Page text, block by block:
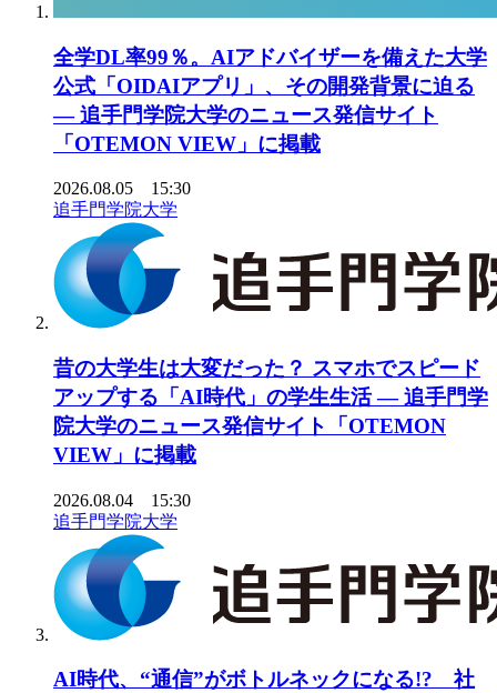
全学DL率99％。AIアドバイザーを備えた大学
公式「OIDAIアプリ」、その開発背景に迫る
― 追手門学院大学のニュース発信サイト
「OTEMON VIEW」に掲載
2026.08.05 15:30
追手門学院大学
昔の大学生は大変だった？ スマホでスピード
アップする「AI時代」の学生生活 ― 追手門学
院大学のニュース発信サイト「OTEMON
VIEW」に掲載
2026.08.04 15:30
追手門学院大学
AI時代、“通信”がボトルネックになる!? 社